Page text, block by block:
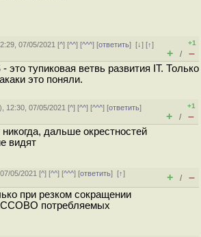
07/05/2021 [^] [^^] [^^^] [ответить][↓] [↑]
+1
+ / –
это тупиковая ветвь развития IT. Только
это поняли.
), 12:30, 07/05/2021 [^] [^^] [^^^] [ответить]
+1
+ / –
дальше окрестностей
видят
05/2021 [^] [^^] [^^^] [ответить][↑]
+ / –
при резком сокращении
потребляемых